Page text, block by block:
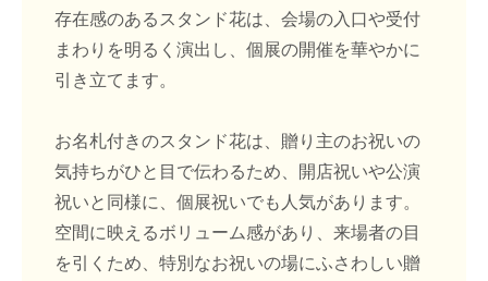
存在感のあるスタンド花は、会場の入口や受付
まわりを明るく演出し、個展の開催を華やかに
引き立てます。
お名札付きのスタンド花は、贈り主のお祝いの
気持ちがひと目で伝わるため、開店祝いや公演
祝いと同様に、個展祝いでも人気があります。
空間に映えるボリューム感があり、来場者の目
を引くため、特別なお祝いの場にふさわしい贈